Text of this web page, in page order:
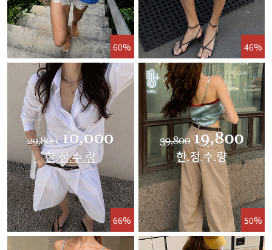
60% 46%
66% 50%